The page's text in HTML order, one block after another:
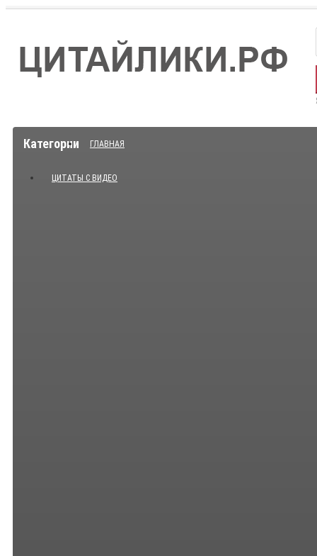
Категории ГЛАВНАЯ
ЦИТАТЫ С ВИДЕО